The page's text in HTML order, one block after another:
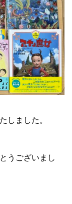
しました。
うございまし